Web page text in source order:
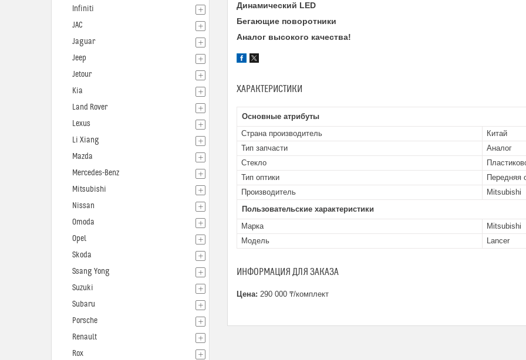
Динамический LED
Бегающие поворотники
Аналог высокого качества!
ХАРАКТЕРИСТИКИ
Основные атрибуты
Страна производитель
Китай
Тип запчасти
Аналог
Стекло
Тип оптики
Передняя
Производитель
Mitsubishi
Пользовательские характеристики
Марка
Mitsubishi
Модель
Lancer
ИНФОРМАЦИЯ ДЛЯ ЗАКАЗА
Цена: 290 000 ₸/комплект
Infiniti
JAC
Jaguar
Jeep
Jetour
Kia
Land Rover
Lexus
Li Xiang
Mazda
Mercedes-Benz
Mitsubishi
Nissan
Omoda
Opel
Skoda
Ssang Yong
Suzuki
Subaru
Porsche
Renault
Rox